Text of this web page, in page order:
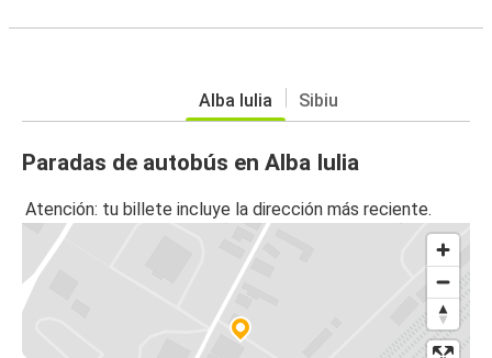
Alba Iulia Sibiu
Paradas de autobús en Alba Iulia
Atención: tu billete incluye la dirección más reciente.